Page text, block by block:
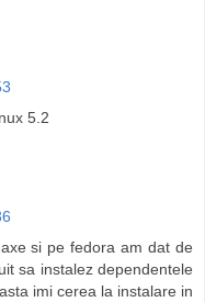
5.2
si pe fedora am dat de
sa instalez dependentele
imi cerea la instalare in